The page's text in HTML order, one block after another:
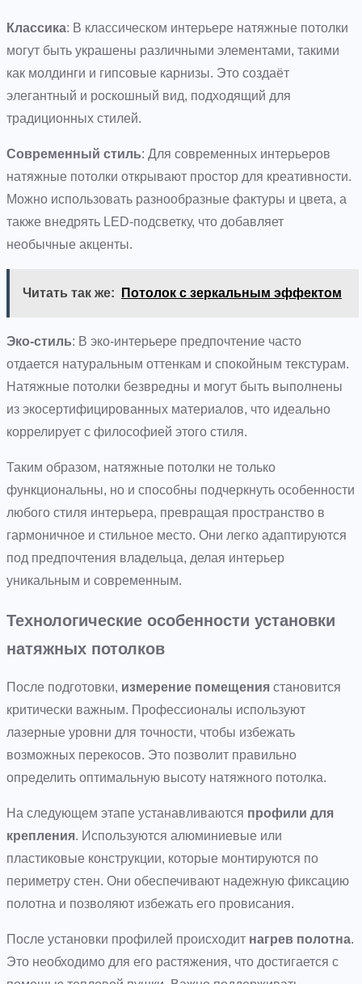
Классика: В классическом интерьере натяжные потолки
могут быть украшены различными элементами, такими
как молдинги и гипсовые карнизы. Это создаёт
элегантный и роскошный вид, подходящий для
традиционных стилей.
Современный стиль: Для современных интерьеров
натяжные потолки открывают простор для креативности.
Можно использовать разнообразные фактуры и цвета, а
также внедрять LED-подсветку, что добавляет
необычные акценты.
Читать так же: Потолок с зеркальным эффектом
Эко-стиль: В эко-интерьере предпочтение часто
отдается натуральным оттенкам и спокойным текстурам.
Натяжные потолки безвредны и могут быть выполнены
из экосертифицированных материалов, что идеально
коррелирует с философией этого стиля.
Таким образом, натяжные потолки не только
функциональны, но и способны подчеркнуть особенности
любого стиля интерьера, превращая пространство в
гармоничное и стильное место. Они легко адаптируются
под предпочтения владельца, делая интерьер
уникальным и современным.
Технологические особенности установки
натяжных потолков
После подготовки, измерение помещения становится
критически важным. Профессионалы используют
лазерные уровни для точности, чтобы избежать
возможных перекосов. Это позволит правильно
определить оптимальную высоту натяжного потолка.
На следующем этапе устанавливаются профили для
крепления. Используются алюминиевые или
пластиковые конструкции, которые монтируются по
периметру стен. Они обеспечивают надежную фиксацию
полотна и позволяют избежать его провисания.
После установки профилей происходит нагрев полотна.
Это необходимо для его растяжения, что достигается с